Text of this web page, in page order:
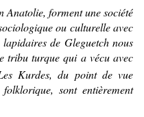
Anatolie, forment une société
ou culturelle avec
de Gleguetch nous
tribu turque qui a vécu avec
Kurdes, du point de vue
sont entière­ment